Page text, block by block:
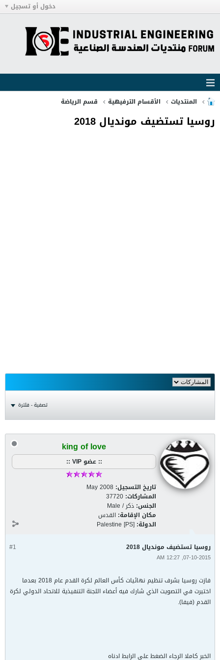
دخول أو تسجيل
المنتديات الأقسام الترفيهية قسم الرياضة
روسيا تستضيف مونديال 2018
تصفية - فلترة
king of love
:: عضو VIP ::
تاريخ التسجيل: May 2008
المشاركات: 37720
الجنس: ذكر / Male
مكان الإقامة: القدس
الدولة: Palestine [PS]
#1 روسيا تستضيف مونديال 2018
07-10-2015, 12:27 AM
فازت روسيا بشرف تنظيم نهائيات كأس العالم لكرة القدم عام 2018 بعدما
اختيرت في التصويت الذي شارك فيه أعضاء اللجنة التنفيذية للاتحاد الدولي لكرة
القدم (فيفا).
الخبر كاملا الرجاء الضغط على الرابط ادناه